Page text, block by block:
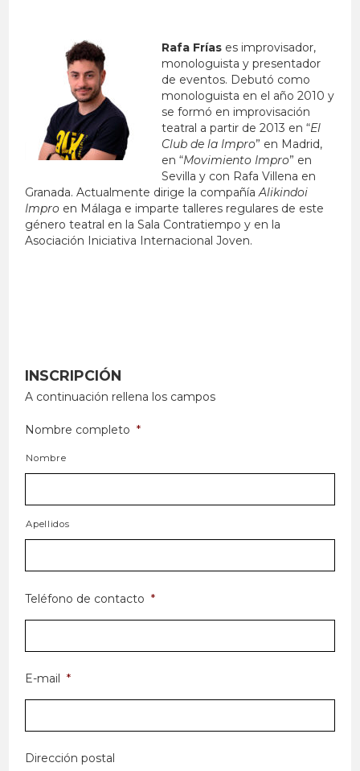
Rafa Frías es improvisador,
monologuista y presentador
de eventos. Debutó como
monologuista en el año 2010 y
se formó en improvisación
teatral a partir de 2013 en “El
Club de la Impro” en Madrid,
en “Movimiento Impro” en
Sevilla y con Rafa Villena en
Granada.Actualmente dirige la compañíaAlikindoi
Impro en Málaga e imparte talleres regulares de este
género teatral en la Sala Contratiempo y en la
Asociación Iniciativa Internacional Joven.
INSCRIPCIÓN
A continuación rellena los campos
Nombre completo *
Nombre
Apellidos
Teléfono de contacto *
E-mail *
Dirección postal